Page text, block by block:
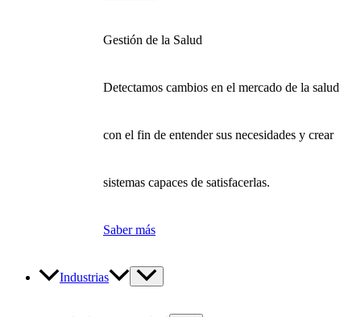
Gestión de la Salud
Detectamos cambios en el mercado de la salud
con el fin de entender sus necesidades y crear
sistemas capaces de satisfacerlas.
Saber más
Industrias